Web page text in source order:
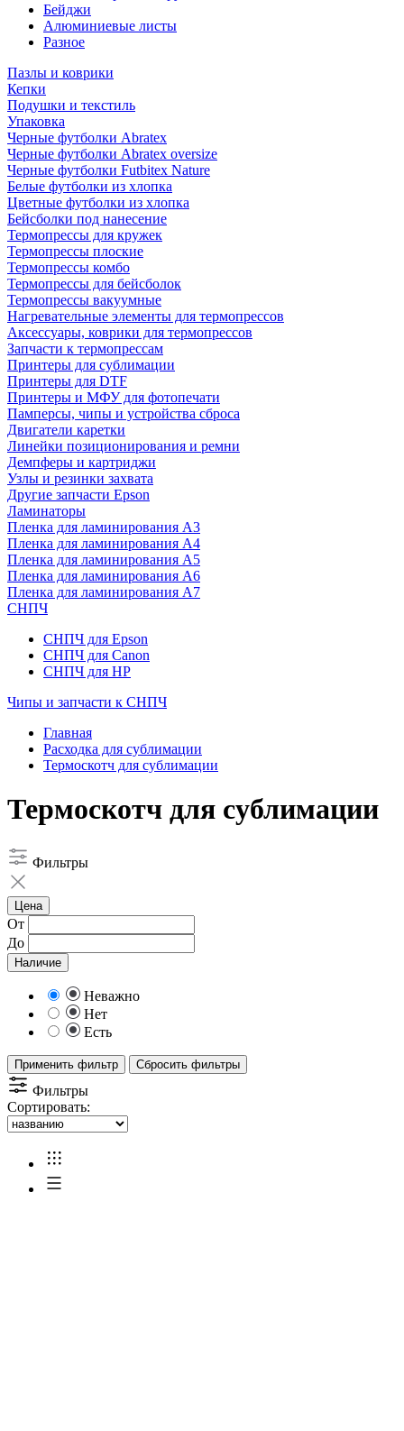
Бейджи
Алюминиевые листы
Разное
Пазлы и коврики
Кепки
Подушки и текстиль
Упаковка
Черные футболки Abratex
Черные футболки Abratex oversize
Черные футболки Futbitex Nature
Белые футболки из хлопка
Цветные футболки из хлопка
Бейсболки под нанесение
Термопрессы для кружек
Термопрессы плоские
Термопрессы комбо
Термопрессы для бейсболок
Термопрессы вакуумные
Нагревательные элементы для термопрессов
Аксессуары, коврики для термопрессов
Запчасти к термопрессам
Принтеры для сублимации
Принтеры для DTF
Принтеры и МФУ для фотопечати
Памперсы, чипы и устройства сброса
Двигатели каретки
Линейки позиционирования и ремни
Демпферы и картриджи
Узлы и резинки захвата
Другие запчасти Epson
Ламинаторы
Пленка для ламинирования А3
Пленка для ламинирования А4
Пленка для ламинирования А5
Пленка для ламинирования А6
Пленка для ламинирования А7
СНПЧ
СНПЧ для Epson
СНПЧ для Canon
СНПЧ для HP
Чипы и запчасти к СНПЧ
Главная
Расходка для сублимации
Термоскотч для сублимации
Термоскотч для сублимации
Фильтры
Цена
От
До
Наличие
Неважно
Нет
Есть
Применить фильтр Сбросить фильтры
Фильтры
Сортировать: